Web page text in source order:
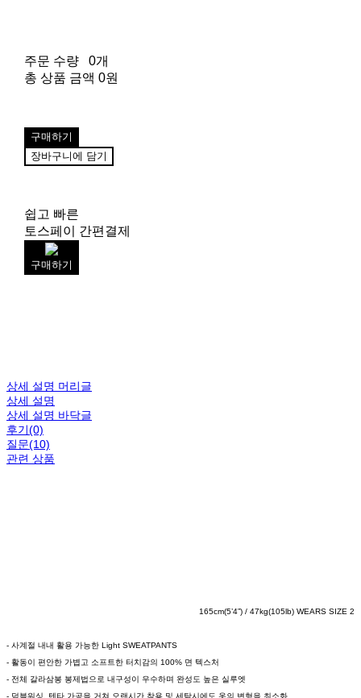
주문 수량
0개
총 상품 금액 0원
구매하기
장바구니에 담기
쉽고 빠른
토스페이 간편결제
구매하기
상세 설명 머리글
상세 설명
상세 설명 바닥글
후기(0)
질문(10)
관련 상품
165cm(5’4”) / 47kg(105lb) WEARS SIZE 2
- 사계절 내내 활용 가능한 Light SWEATPANTS
- 활동이 편안한 가볍고 소프트한 터치감의 100% 면 텍스처
- 전체 갈라삼봉 봉제법으로 내구성이 우수하며 완성도 높은 실루엣
- 덤블워싱, 텐타 가공을 거쳐 오랜시간 착용 및 세탁시에도 옷의 변형을 최소화